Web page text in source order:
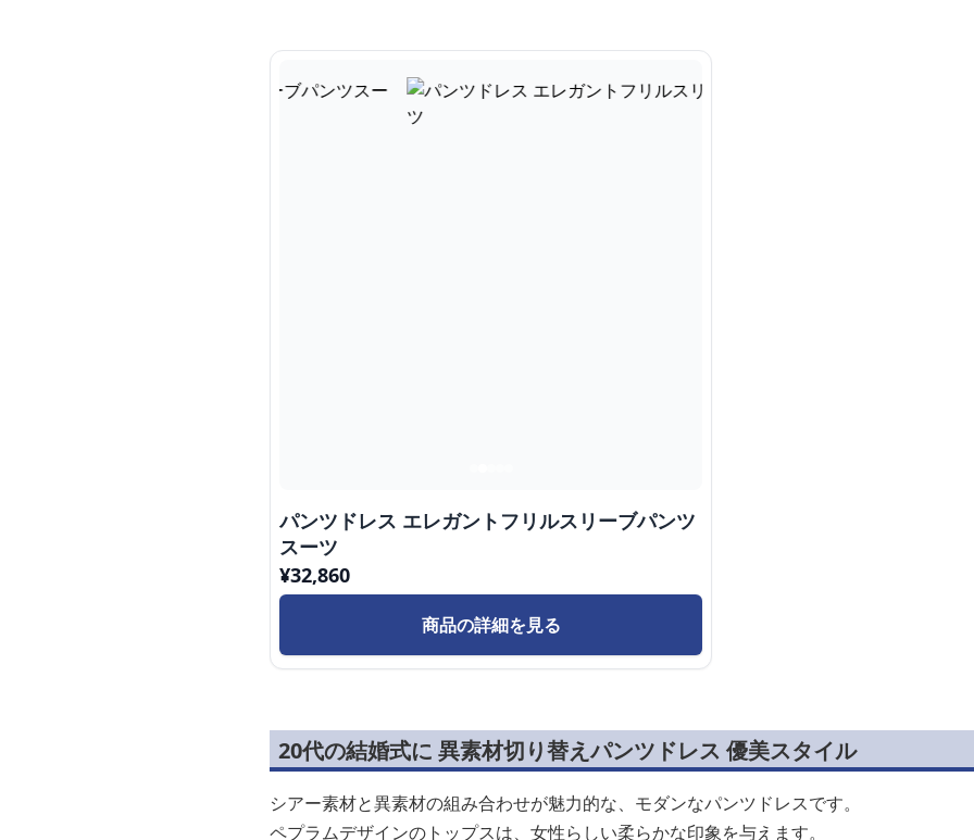
パンツドレス エレガントフリルスリーブパンツ
スーツ
¥32,860
商品の詳細を見る
20代の結婚式に 異素材切り替えパンツドレス 優美スタイル
シアー素材と異素材の組み合わせが魅力的な、モダンなパンツドレスです。
ペプラムデザインのトップスは、女性らしい柔らかな印象を与えます。